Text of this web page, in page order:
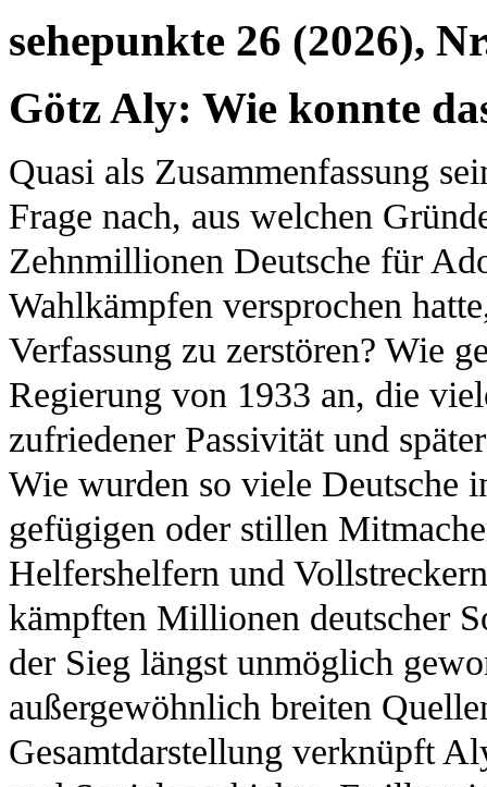
sehepunkte 26 (2026),
Götz Aly: Wie konnte
Quasi als Zusammenfassung
Frage nach, aus welchen
Zehnmillionen Deutsche für
Wahlkämpfen versprochen
Verfassung zu zerstören? Wie
Regierung von 1933 an, die
zufriedener Passivität und
Wie wurden so viele Deutsche
gefügigen oder stillen
Helfershelfern und
kämpften Millionen deutscher
der Sieg längst unmöglich
außergewöhnlich breiten
Gesamtdarstellung verknüpft